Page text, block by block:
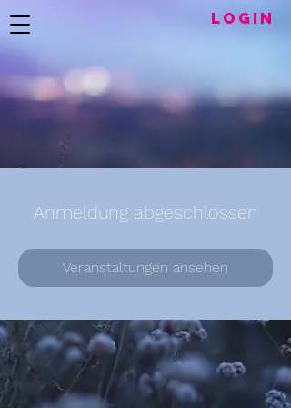
LogIN
Anmeldung abgeschlossen
Veranstaltungen ansehen